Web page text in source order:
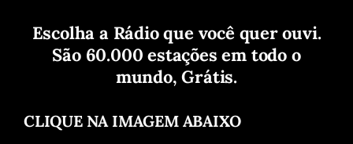
Escolha a Rádio que você quer ouvi.
São 60.000 estações em todo o
mundo, Grátis.
CLIQUE NA IMAGEM ABAIXO